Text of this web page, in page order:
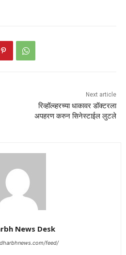
Next article
रिव्हॉल्व्हरच्या धाकावर डॉक्टरला
अपहरण करुन सिनेस्टाईल लुटले
News Desk
feed/